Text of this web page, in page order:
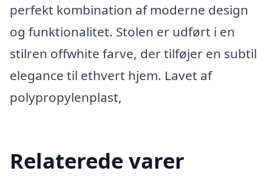
perfekt kombination af moderne design
og funktionalitet. Stolen er udført i en
stilren offwhite farve, der tilføjer en subtil
elegance til ethvert hjem. Lavet af
polypropylenplast,
Relaterede varer